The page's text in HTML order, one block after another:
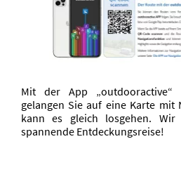
Mit der App „outdooractive“
gelangen Sie auf eine Karte mit
kann es gleich losgehen. Wir
spannende Entdeckungsreise!